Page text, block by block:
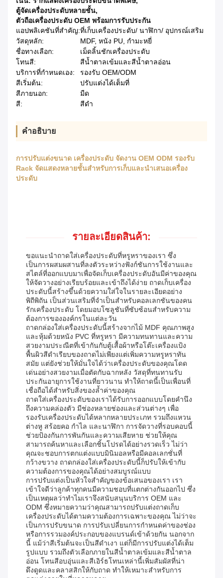
ตู้จัดเครื่องประดับหลายชั้น,
ตัวถือเครื่องประดับ OEM พร้อมการรับประกัน
แอปพลิเคชันที่สำคัญ:ที่เก็บเครื่องประดับ/ นาฬิกา/ อุปกรณ์เสริม
วัสดุหลัก:
MDF, หนัง PU, กำมะหยี่
ชื่อทางเลือก:
เม็ดลิ้นชักเครื่องประดับ
โทนสี:
สีน้ำตาลเข้มและสีน้ำตาลอ่อน
บริการที่กำหนดเอง:
รองรับ OEM/ODM
สีเริ่มต้น:
ปรับแต่งได้เต็มที่
สีภายนอก:
มืด
สี:
สีดำ
คําอธิบาย
การปรับแต่งขนาด เครื่องประดับ จัดงาน OEM ODM รองรับ
Rack จัดแสดงหลายชั้นสําหรับการเก็บและนําเสนอเครื่อง
ประดับ
รายละเอียดสินค้า:
ขอแนะนำถาดใส่เครื่องประดับที่หรูหราของเรา ซึ่ง
เป็นการผสมผสานที่ลงตัวระหว่างฟังก์ชันการใช้งานและ
สไตล์ที่ออกแบบมาเพื่อจัดเก็บเครื่องประดับอันมีค่าของคุณ
ให้จัดวางอย่างเรียบร้อยและเข้าถึงได้ง่าย ถาดเก็บเครื่อง
ประดับนี้สร้างขึ้นด้วยความใส่ใจในรายละเอียดอย่าง
พิถีพิถัน เป็นส่วนเสริมที่จำเป็นสำหรับคอลเลกชันของคน
รักเครื่องประดับ โดยมอบโซลูชันที่ซับซ้อนสำหรับความ
ต้องการขององค์กรในแต่ละวัน
ถาดกล่องใส่เครื่องประดับนี้สร้างจากไม้ MDF คุณภาพสูง
และหุ้มด้วยหนัง PVC ที่หรูหรา มีความทนทานและความ
สวยงามประณีตที่เข้ากันกับตู้เสื้อผ้าหรือโต๊ะเครื่องแป้ง
พื้นผิวสีดำเรียบของถาดไม่เพียงแต่เพิ่มความหรูหราทัน
สมัย ​​แต่ยังช่วยให้มั่นใจได้ว่าเครื่องประดับของคุณโดด
เด่นอย่างสวยงามเมื่อตัดกับฉากหลัง วัสดุที่ทนทานรับ
ประกันอายุการใช้งานที่ยาวนาน ทำให้ถาดนี้เป็นเพื่อนที่
เชื่อถือได้สำหรับสิ่งของล้ำค่าของคุณ
ถาดใส่เครื่องประดับของเราได้รับการออกแบบโดยคำนึง
ถึงความคล่องตัว มีช่องหลายช่องและส่วนต่างๆ เพื่อ
รองรับเครื่องประดับได้หลากหลายประเภท รวมถึงแหวน
ต่างหู สร้อยคอ กำไล และนาฬิกา การจัดวางที่รอบคอบนี้
ช่วยป้องกันการพันกันและความเสียหาย ช่วยให้คุณ
สามารถค้นหาและเลือกชิ้นโปรดได้อย่างรวดเร็ว ไม่ว่า
คุณจะชอบการตกแต่งแบบมินิมอลหรือมีคอลเลกชั่นที่
กว้างขวาง ถาดกล่องใส่เครื่องประดับนี้ก็ปรับให้เข้ากับ
ความต้องการของคุณได้อย่างสมบูรณ์แบบ
การปรับแต่งเป็นหัวใจสำคัญของข้อเสนอของเรา เรา
เข้าใจดีว่าลูกค้าทุกคนมีความชอบที่แตกต่างกันออกไป ซึ่ง
เป็นเหตุผลว่าทำไมเราจึงสนับสนุนบริการ OEM และ
ODM ซึ่งหมายความว่าคุณสามารถปรับแต่งถาดเก็บ
เครื่องประดับได้ตามความต้องการเฉพาะของคุณ ไม่ว่าจะ
เป็นการปรับขนาด การปรับเปลี่ยนการกำหนดค่าของช่อง
หรือการรวมองค์ประกอบของแบรนด์เข้าด้วยกัน นอกจาก
นี้ แม้ว่าสีเริ่มต้นจะเป็นสีดำเงา แต่ก็มีการปรับแต่งได้เต็ม
รูปแบบ รวมถึงตัวเลือกภายในสีน้ำตาลเข้มและสีน้ำตาล
อ่อน โทนสีอบอุ่นและสีเอิร์ธโทนเหล่านี้เพิ่มสัมผัสที่น่า
ดึงดูดและคลาสสิกให้กับถาด ทำให้เหมาะสำหรับการ